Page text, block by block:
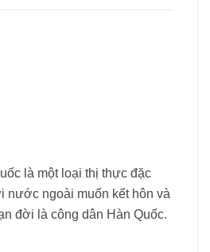
là một loại thị thực đặc
nước ngoài muốn kết hôn và
đời là công dân Hàn Quốc.